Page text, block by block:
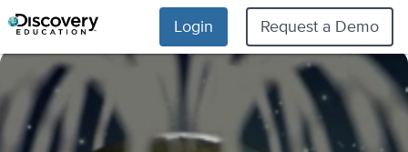
Login Request a Demo